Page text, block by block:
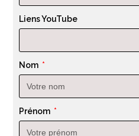
Liens YouTube
Nom
Prénom